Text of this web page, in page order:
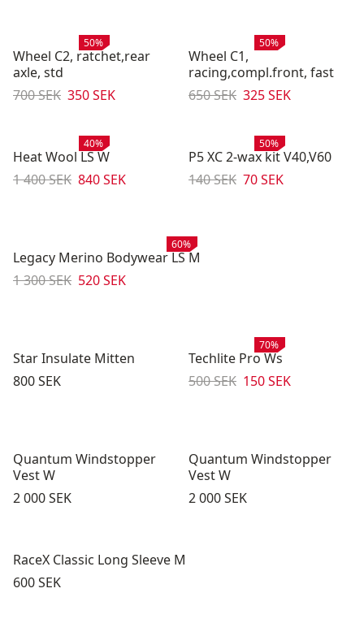
Rea:
50%
Wheel C2, ratchet,rear
axle, std
Originalpris:
700 SEK Reapris:
350 SEK
Rea:
50%
Wheel C1,
racing,compl.front, fast
Originalpris:
650 SEK Reapris:
325 SEK
Rea:
40%
Heat Wool LS W
Originalpris:
1 400 SEK Reapris:
840 SEK
Rea:
50%
P5 XC 2-wax kit V40,V60
Originalpris:
140 SEK Reapris
70 SEK
Rea:
60%
Legacy Merino Bodywear LS M
Originalpris:
1 300 SEK Reapris:
520 SEK
Star Insulate Mitten
Pris:
800 SEK
Rea:
70%
Techlite Pro Ws
Originalpris:
500 SEK Reapris:
150 SEK
Quantum Windstopper
Vest W
Pris:
2 000 SEK
Quantum Windstopper
Vest W
Pris:
2 000 SEK
RaceX Classic Long Sleeve M
Pris:
600 SEK